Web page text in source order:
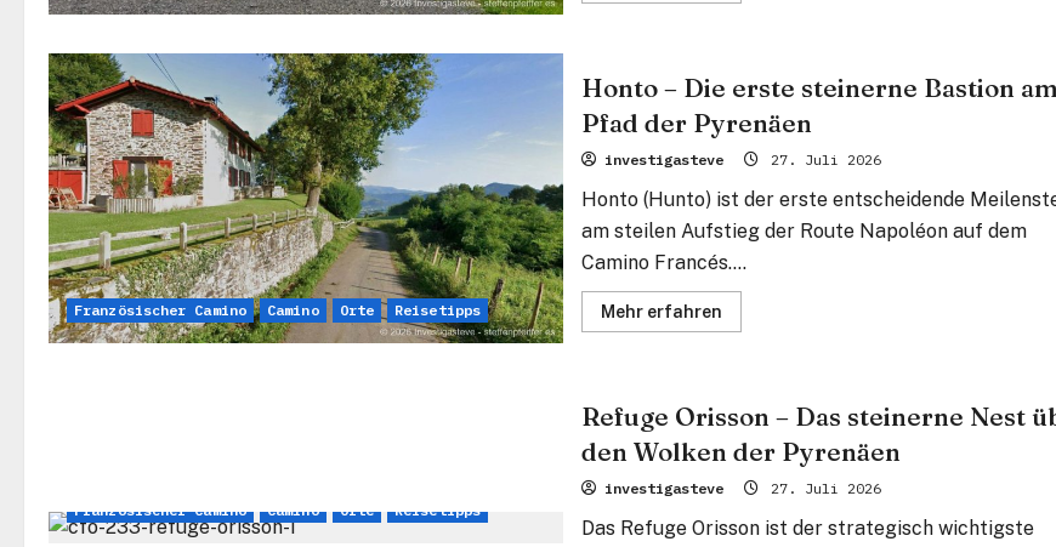
Die
gläserne
Kanzel
über
dem
Abgrund
Pyrenäen
Französischer Camino Camino Orte Reisetipps
Honto – Die erste steinerne Bastion am
Pfad der Pyrenäen
investigasteve 27. Juli 2026
Honto (Hunto) ist der erste entscheidende
am steilen Aufstieg der Route Napoléon auf dem
Camino Francés....
Mehr erfahrenMehr
Informationen
erste
steinerne
Bastion
am
Pfad
der
Französischer Camino Camino Orte Reisetipps
Refuge Orisson – Das steinerne Nest
den Wolken der Pyrenäen
investigasteve 27. Juli 2026
Das Refuge Orisson ist der strategisch wichtigste